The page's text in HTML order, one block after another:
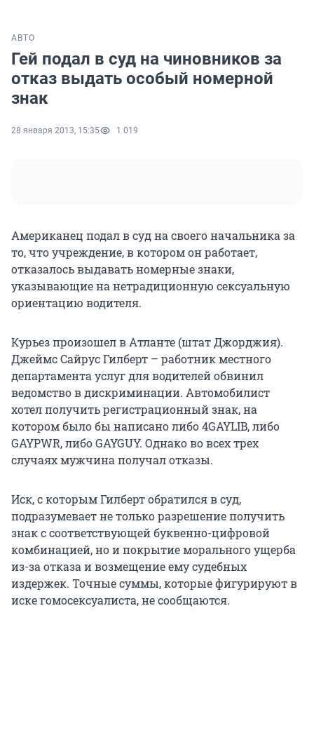
АВТО
Гей подал в суд на чиновников за
отказ выдать особый номерной
знак
28 января 2013, 15:35 1 019
Американец подал в суд на своего начальника за
то, что учреждение, в котором он работает,
отказалось выдавать номерные знаки,
указывающие на нетрадиционную сексуальную
ориентацию водителя.
Курьез произошел в Атланте (штат Джорджия).
Джеймс Сайрус Гилберт – работник местного
департамента услуг для водителей обвинил
ведомство в дискриминации. Автомобилист
хотел получить регистрационный знак, на
котором было бы написано либо 4GAYLIB, либо
GAYPWR, либо GAYGUY. Однако во всех трех
случаях мужчина получал отказы.
Иск, с которым Гилберт обратился в суд,
подразумевает не только разрешение получить
знак с соответствующей буквенно-цифровой
комбинацией, но и покрытие морального ущерба
из-за отказа и возмещение ему судебных
издержек. Точные суммы, которые фигурируют в
иске гомосексуалиста, не сообщаются.